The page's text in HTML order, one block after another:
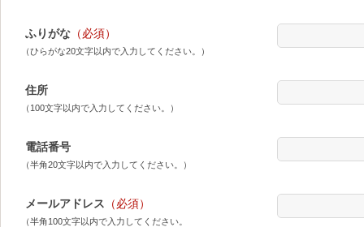
ふりがな （必須）
（ひらがな20文字以内で入力してください。）
住所
（100文字以内で入力してください。）
電話番号
（半角20文字以内で入力してください。）
メールアドレス （必須）
（半角100文字以内で入力してください。